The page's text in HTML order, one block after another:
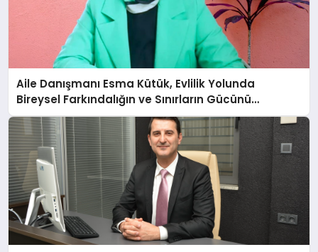
Aile Danışmanı Esma Kütük, Evlilik Yolunda
Bireysel Farkındalığın ve Sınırların Gücünü
Anlatıyor